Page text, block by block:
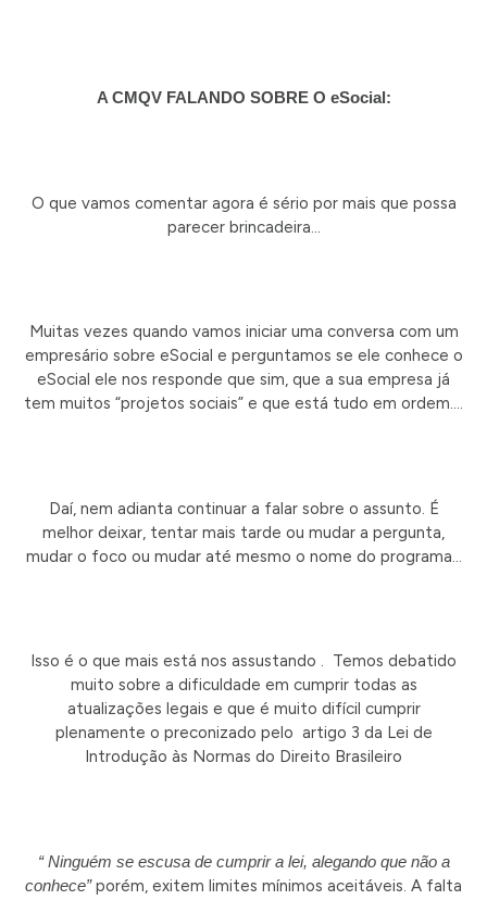
A CMQV FALANDO SOBRE O eSocial:
O que vamos comentar agora é sério por mais que possa
parecer brincadeira…
Muitas vezes quando vamos iniciar uma conversa com um
empresário sobre eSocial e perguntamos se ele conhece o
eSocial ele nos responde que sim, que a sua empresa já
tem muitos “projetos sociais” e que está tudo em ordem….
Daí, nem adianta continuar a falar sobre o assunto. É
melhor deixar, tentar mais tarde ou mudar a pergunta,
mudar o foco ou mudar até mesmo o nome do programa…
Isso é o que mais está nos assustando . Temos debatido
muito sobre a dificuldade em cumprir todas as
atualizações legais e que é muito difícil cumprir
plenamente o preconizado pelo artigo 3 da Lei de
Introdução às Normas do Direito Brasileiro
“ Ninguém se escusa de cumprir a lei, alegando que não a
conhece”porém, exitem limites mínimos aceitáveis. A falta